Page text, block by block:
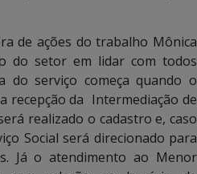
de ações do trabalho Mônica
do setor em lidar com todos
do serviço começa quando o
recepção da Intermediação de
realizado o cadastro e, caso
Social será direcionado para
Já o atendimento ao Menor